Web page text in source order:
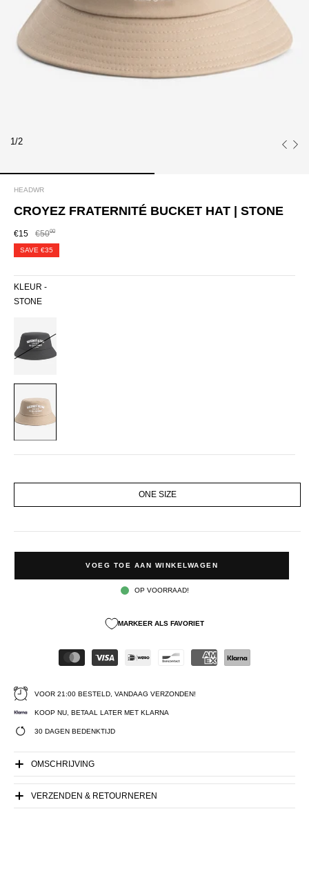
1/2
HEADWR
CROYEZ FRATERNITÉ BUCKET HAT | STONE
€15 €5000
SAVE €35
KLEUR -
STONE
SIZE
ONE SIZE
VOEG TOE AAN WINKELWAGEN
OP VOORRAAD!
MARKEER ALS FAVORIET
VOOR 21:00 BESTELD, VANDAAG VERZONDEN!
KOOP NU, BETAAL LATER MET KLARNA
30 DAGEN BEDENKTIJD
OMSCHRIJVING
VERZENDEN & RETOURNEREN